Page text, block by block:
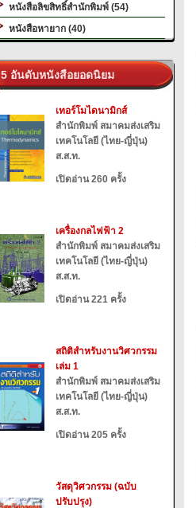
หนังสือลิขสิทธิ์สำนักพิมพ์ (54)
หนังสือหายาก (40)
5 อันดับหนังสือยอดนิยม
เทอร์โมไดนามิกส์
สำนักพิมพ์ สมาคมส่งเสริม
เทคโนโลยี (ไทย-ญี่ปุ่น)
ส.ส.ท.
เปิดอ่าน 260 ครั้ง
เครื่องกลไฟฟ้า 2
สำนักพิมพ์ สมาคมส่งเสริม
เทคโนโลยี (ไทย-ญี่ปุ่น)
ส.ส.ท.
เปิดอ่าน 221 ครั้ง
สถิติสำหรับงานวิศวกรรม
เล่ม 1
สำนักพิมพ์ สมาคมส่งเสริม
เทคโนโลยี (ไทย-ญี่ปุ่น)
ส.ส.ท.
เปิดอ่าน 205 ครั้ง
วัสดุวิศวกรรม (ฉบับ
ปรับปรุง)